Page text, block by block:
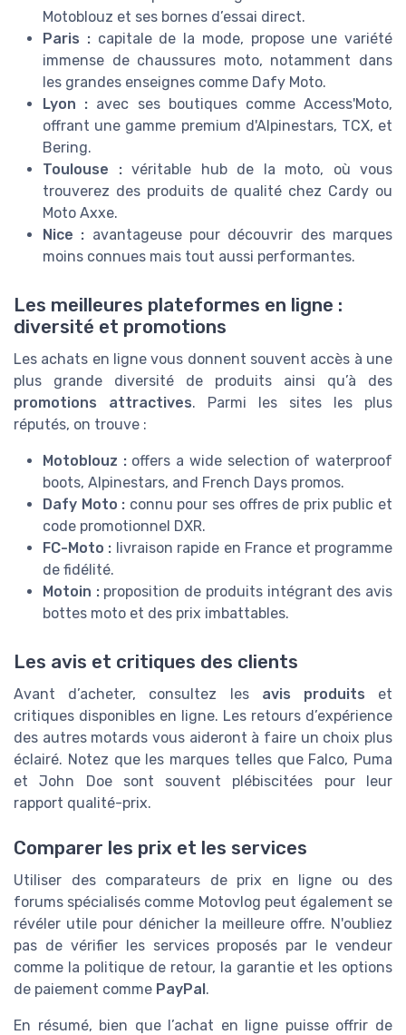
Motoblouz et ses bornes d’essai direct.
Paris :capitale de la mode, propose une variété
immense de chaussures moto, notamment dans
les grandes enseignes comme Dafy Moto.
Lyon : avec ses boutiques comme Access'Moto,
offrant une gamme premium d'Alpinestars, TCX, et
Bering.
Toulouse :véritable hub de la moto, où vous
trouverez des produits de qualité chez Cardy ou
Moto Axxe.
Nice : avantageuse pour découvrir des marques
moins connues mais tout aussi performantes.
Les meilleures plateformes en ligne :
diversité et promotions
Les achats en ligne vous donnent souvent accès à une
plus grande diversité de produits ainsi qu’à des
promotions attractives. Parmi les sites les plus
réputés, on trouve :
Motoblouz :offers a wide selection of waterproof
boots, Alpinestars, and French Days promos.
Dafy Moto : connu pour ses offres de prix public et
code promotionnel DXR.
FC-Moto : livraison rapide en France et programme
de fidélité.
Motoin :proposition de produits intégrant des avis
bottes moto et des prix imbattables.
Les avis et critiques des clients
Avant d’acheter, consultez les avis produits et
critiques disponibles en ligne. Les retours d’expérience
des autres motards vous aideront à faire un choix plus
éclairé. Notez que les marques telles que Falco, Puma
et John Doe sont souvent plébiscitées pour leur
rapport qualité-prix.
Comparer les prix et les services
Utiliser des comparateurs de prix en ligne ou des
forums spécialisés comme Motovlog peut également se
révéler utile pour dénicher la meilleure offre. N'oubliez
pas de vérifier les services proposés par le vendeur
comme la politique de retour, la garantie et les options
de paiement comme PayPal.
En résumé, bien que l’achat en ligne puisse offrir de